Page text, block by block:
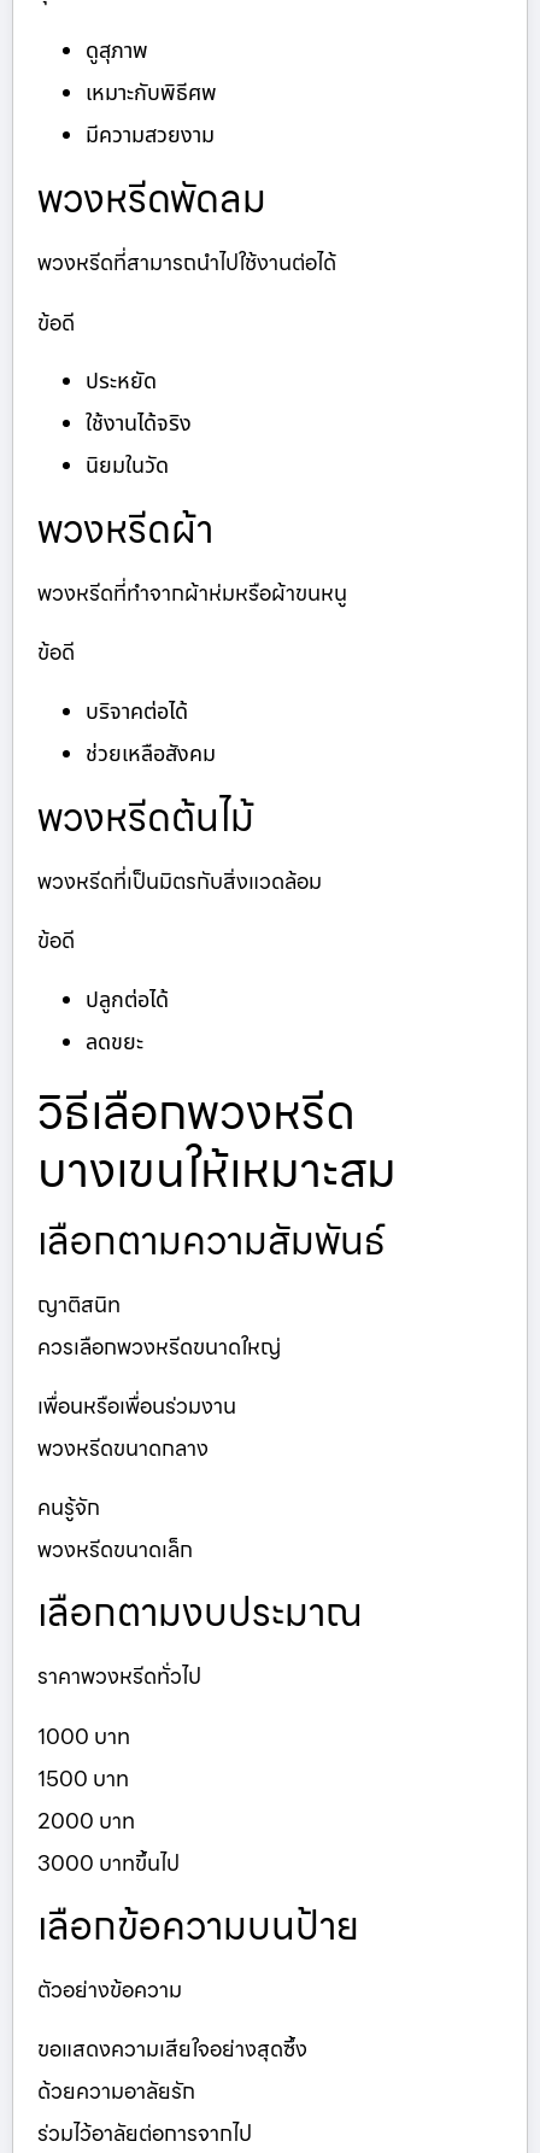
ดูสุภาพ
เหมาะกับพิธีศพ
มีความสวยงาม
พวงหรีดพัดลม
พวงหรีดที่สามารถนำไปใช้งานต่อได้
ข้อดี
ประหยัด
ใช้งานได้จริง
นิยมในวัด
พวงหรีดผ้า
พวงหรีดที่ทำจากผ้าห่มหรือผ้าขนหนู
ข้อดี
บริจาคต่อได้
ช่วยเหลือสังคม
พวงหรีดต้นไม้
พวงหรีดที่เป็นมิตรกับสิ่งแวดล้อม
ข้อดี
ปลูกต่อได้
ลดขยะ
วิธีเลือกพวงหรีด
บางเขนให้เหมาะสม
เลือกตามความสัมพันธ์
ญาติสนิท
ควรเลือกพวงหรีดขนาดใหญ่
เพื่อนหรือเพื่อนร่วมงาน
พวงหรีดขนาดกลาง
คนรู้จัก
พวงหรีดขนาดเล็ก
เลือกตามงบประมาณ
ราคาพวงหรีดทั่วไป
1000 บาท
1500 บาท
2000 บาท
3000 บาทขึ้นไป
เลือกข้อความบนป้าย
ตัวอย่างข้อความ
ขอแสดงความเสียใจอย่างสุดซึ้ง
ด้วยความอาลัยรัก
ร่วมไว้อาลัยต่อการจากไป